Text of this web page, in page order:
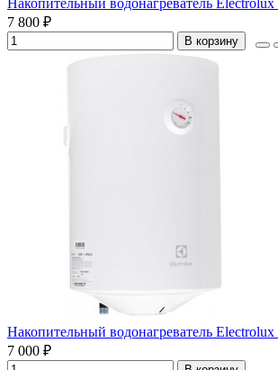
Накопительный водонагреватель
7 800 ₽
В корзину
Накопительный водонагреватель
7 000 ₽